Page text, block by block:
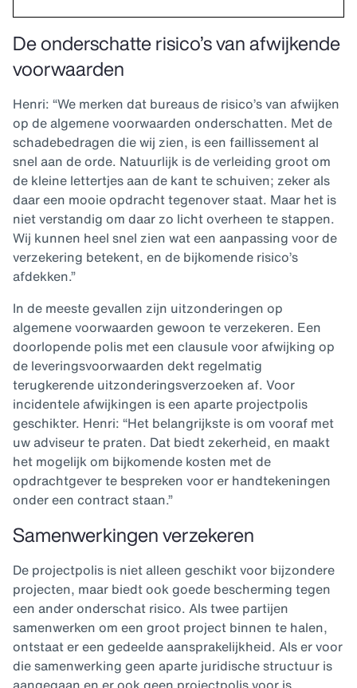
De onderschatte risico’s van afwijkende
voorwaarden
Henri: “We merken dat bureaus de risico’s van afwijken
op de algemene voorwaarden onderschatten. Met de
schadebedragen die wij zien, is een faillissement al
snel aan de orde. Natuurlijk is de verleiding groot om
de kleine lettertjes aan de kant te schuiven; zeker als
daar een mooie opdracht tegenover staat. Maar het is
niet verstandig om daar zo licht overheen te stappen.
Wij kunnen heel snel zien wat een aanpassing voor de
verzekering betekent, en de bijkomende risico’s
afdekken.”
In de meeste gevallen zijn uitzonderingen op
algemene voorwaarden gewoon te verzekeren. Een
doorlopende polis met een clausule voor afwijking op
de leveringsvoorwaarden dekt regelmatig
terugkerende uitzonderingsverzoeken af. Voor
incidentele afwijkingen is een aparte projectpolis
geschikter. Henri: “Het belangrijkste is om vooraf met
uw adviseur te praten. Dat biedt zekerheid, en maakt
het mogelijk om bijkomende kosten met de
opdrachtgever te bespreken voor er handtekeningen
onder een contract staan.”
Samenwerkingen verzekeren
De projectpolis is niet alleen geschikt voor bijzondere
projecten, maar biedt ook goede bescherming tegen
een ander onderschat risico. Als twee partijen
samenwerken om een groot project binnen te halen,
ontstaat er een gedeelde aansprakelijkheid. Als er voor
die samenwerking geen aparte juridische structuur is